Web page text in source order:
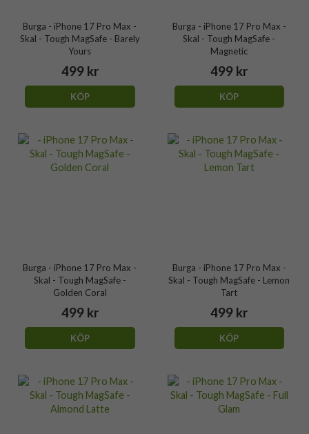
Burga - iPhone 17 Pro Max -
Skal - Tough MagSafe - Barely
Yours
499 kr
KÖP
Burga - iPhone 17 Pro Max -
Skal - Tough MagSafe -
Magnetic
499 kr
KÖP
Burga - iPhone 17 Pro Max -
Skal - Tough MagSafe -
Golden Coral
499 kr
KÖP
Burga - iPhone 17 Pro Max -
Skal - Tough MagSafe - Lemon
Tart
499 kr
KÖP